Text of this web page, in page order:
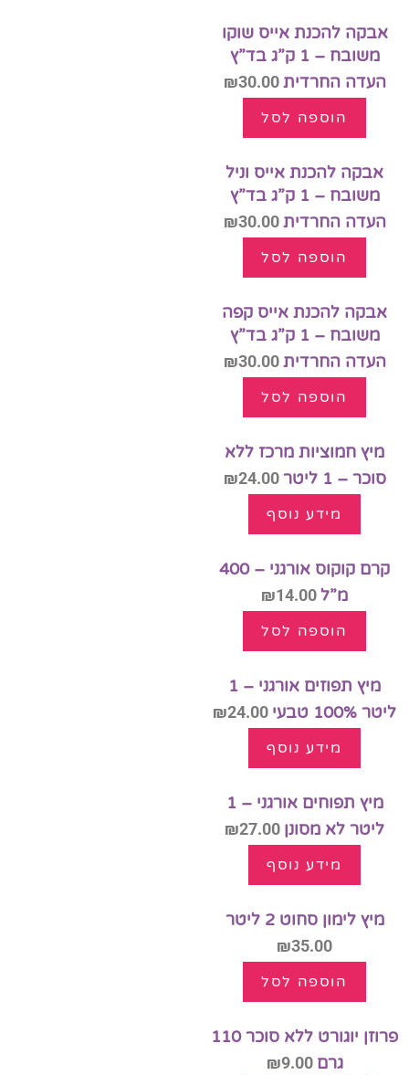
אבקה להכנת אייס שוקו
משובח – 1 ק”ג בד”ץ
העדה החרדית
₪30.00
הוספה לסל
אבקה להכנת אייס וניל
משובח – 1 ק”ג בד”ץ
העדה החרדית
₪30.00
הוספה לסל
אבקה להכנת אייס קפה
משובח – 1 ק”ג בד”ץ
העדה החרדית
₪30.00
הוספה לסל
מיץ חמוציות מרכז ללא
סוכר – 1 ליטר
₪24.00
מידע נוסף
קרם קוקוס אורגני – 400
מ”ל
₪14.00
הוספה לסל
מיץ תפוזים אורגני – 1
ליטר 100% טבעי
₪24.00
מידע נוסף
מיץ תפוחים אורגני – 1
ליטר לא מסונן
₪27.00
מידע נוסף
מיץ לימון סחוט 2 ליטר
₪35.00
הוספה לסל
פרוזן יוגורט ללא סוכר 110
גרם
₪9.00